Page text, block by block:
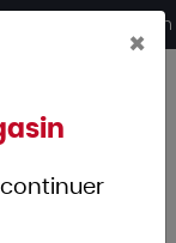
2h en magasin
×